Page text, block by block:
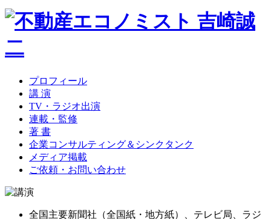
プロフィール
講 演
TV・ラジオ出演
連載・監修
著 書
企業コンサルティング＆シンクタンク
メディア掲載
ご依頼・お問い合わせ
全国主要新聞社（全国紙・地方紙）、テレビ局、ラジ